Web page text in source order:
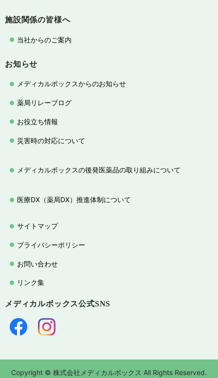
施設関係の皆様へ
当社からのご案内
お知らせ
メディカルボックスからのお知らせ
薬局リレーブログ
お役立ち情報
災害時の対応について
メディカルボックスの後発医薬品の取り組みについて
医療DX（薬局DX）推進体制について
サイトマップ
プライバシーポリシー
お問い合わせ
リンク集
メディカルボックス公式SNS
Copyright © 株式会社メディカルボックス All Rights Reserved.